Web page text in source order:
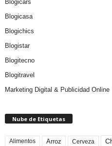
Blogicars
Blogicasa
Blogichics
Blogistar
Blogitecno
Blogitravel
Marketing Digital & Publicidad Online
Nube de Etiquetas
Alimentos Arroz Cerveza